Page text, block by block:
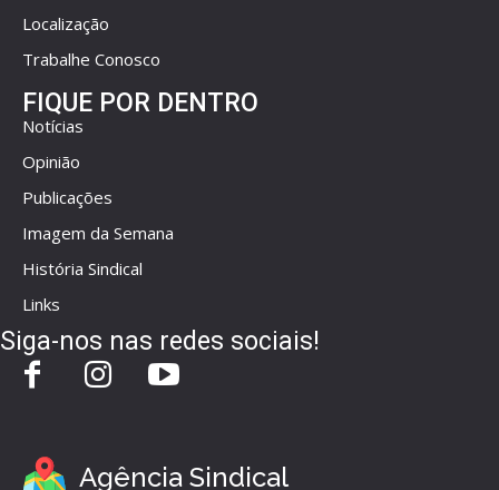
Localização
Trabalhe Conosco
FIQUE POR DENTRO
Notícias
Opinião
Publicações
Imagem da Semana
História Sindical
Links
Siga-nos nas redes sociais!
Agência Sindical